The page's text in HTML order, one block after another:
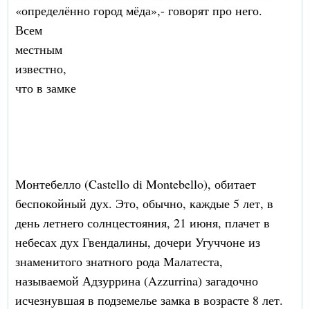
«определённо город мёда»,- говорят про него.
Всем
местным
известно,
что в замке
Монтебелло (Castello di Montebello), обитает
беспокойный дух. Это, обычно, каждые 5 лет, в
день летнего солнцестояния, 21 июня, плачет в
небесах дух Гвендалины, дочери Угуччоне из
знаменитого знатного рода Малатеста,
называемой Адзуррина (Azzurrina) загадочно
исчезнувшая в подземелье замка в возрасте 8 лет.